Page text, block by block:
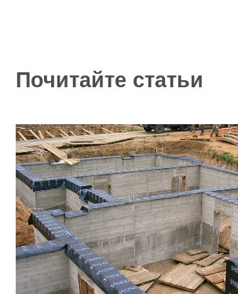
Почитайте статьи